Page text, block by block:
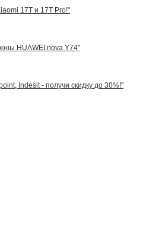
17T и 17T Pro!"
HUAWEI nova Y74"
Indesit - получи скидку до 30%!"